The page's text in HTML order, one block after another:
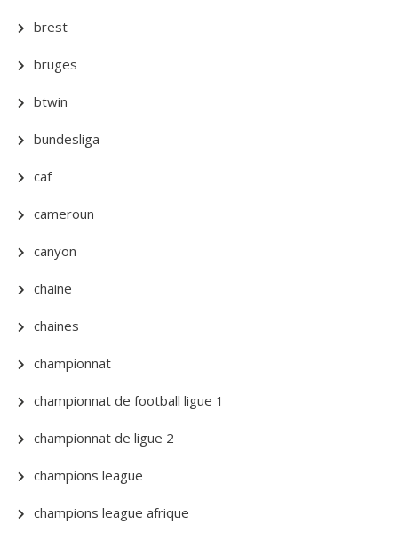
brest
bruges
btwin
bundesliga
caf
cameroun
canyon
chaine
chaines
championnat
championnat de football ligue 1
championnat de ligue 2
champions league
champions league afrique